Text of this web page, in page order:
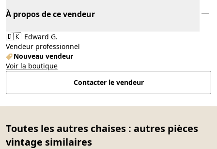
À propos de ce vendeur
🇩🇰 Edward G.
Vendeur professionnel
Nouveau vendeur
Voir la boutique
Contacter le vendeur
Toutes les autres chaises : autres pièces
vintage similaires